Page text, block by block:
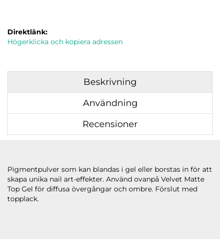
Direktlänk:
Högerklicka och kopiera adressen
Beskrivning
Användning
Recensioner
Pigmentpulver som kan blandas i gel eller borstas in för att
skapa unika nail art-effekter. Använd ovanpå Velvet Matte
Top Gel för diffusa övergångar och ombre. Förslut med
topplack.